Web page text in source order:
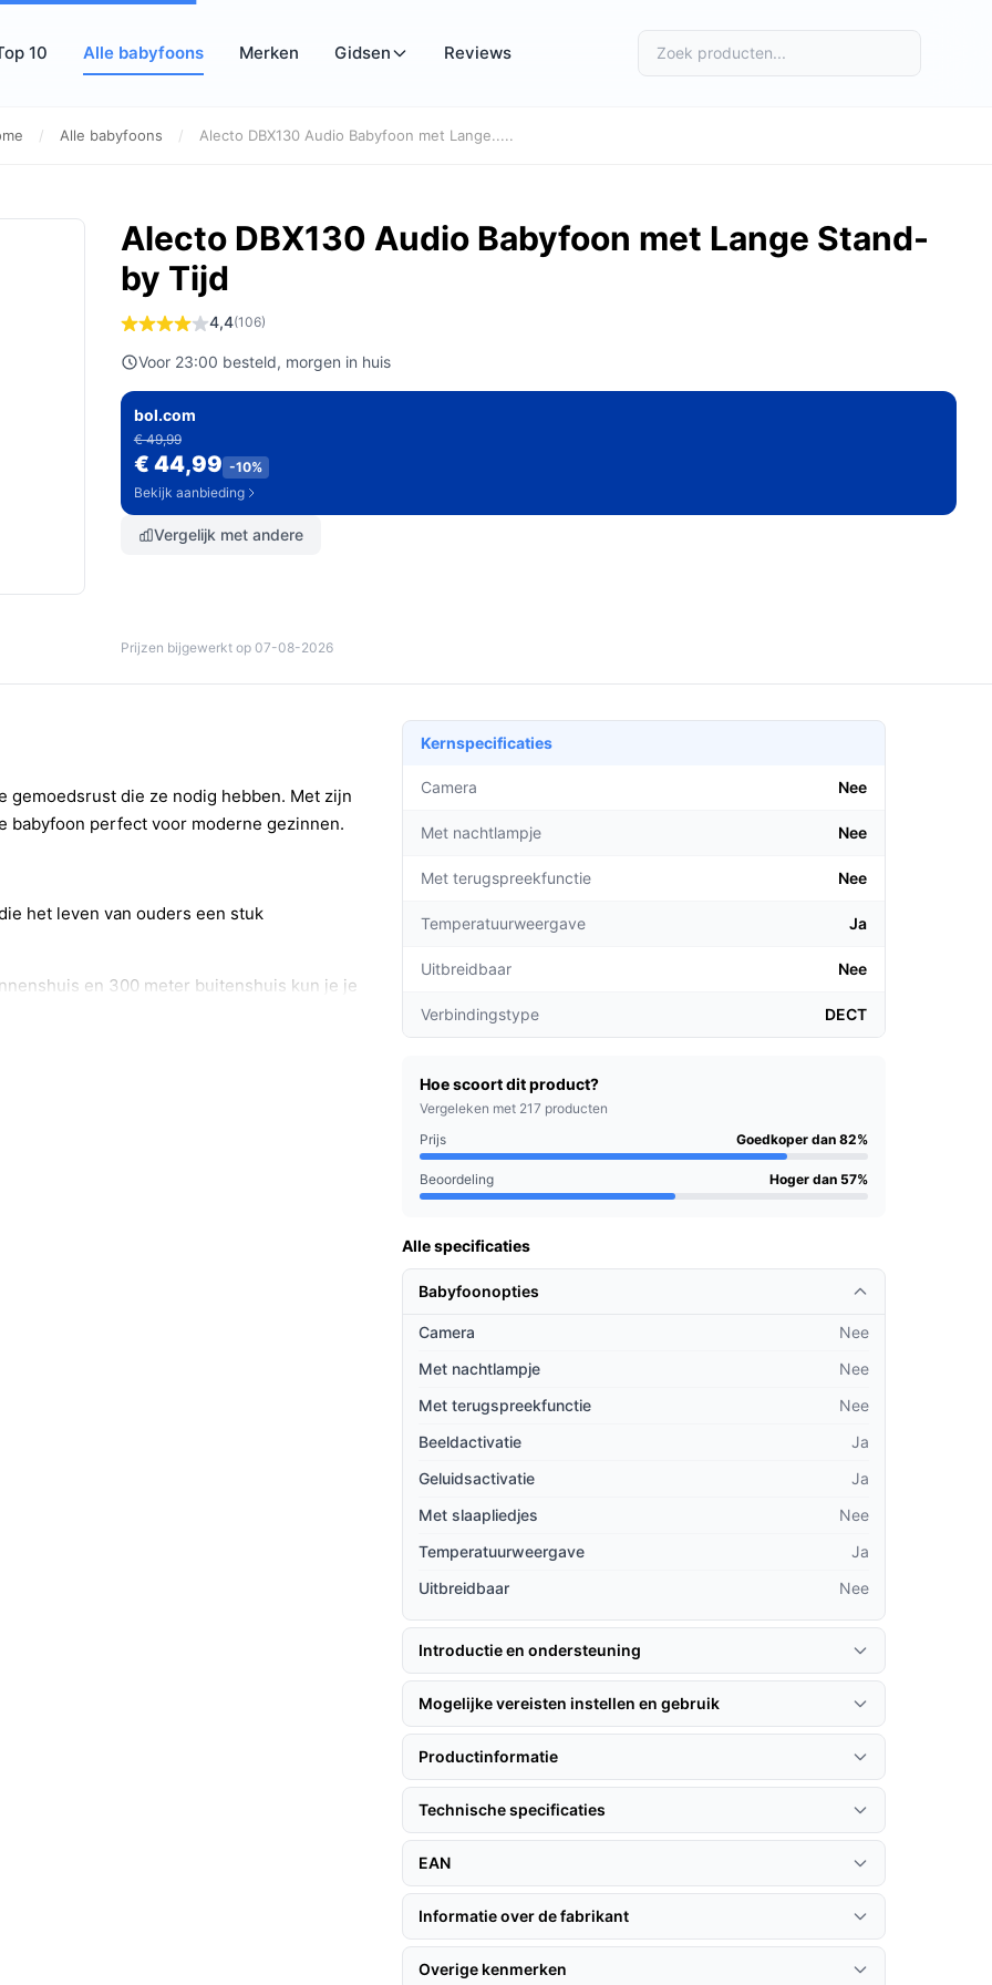
10 Alle babyfoons Merken Gidsen Reviews
/ Alle babyfoons / Alecto DBX130 Audio Babyfoon met Lange.....
Alecto DBX130 Audio Babyfoon met Lange Stand-
by Tijd
4,4(106)
Voor 23:00 besteld, morgen in huis
bol.com
€ 49,99
€ 44,99 -10%
Bekijk aanbieding
Vergelijk met andere
Prijzen bijgewerkt op 07-08-2026
gemoedsrust die ze nodig hebben. Met zijn
babyfoon perfect voor moderne gezinnen.
het leven van ouders een stuk
en 300 meter buitenshuis kun je je
verliezen.
Kernspecificaties
Camera Nee
Met nachtlampje Nee
Met terugspreekfunctie Nee
Temperatuurweergave Ja
Uitbreidbaar Nee
Verbindingstype DECT
Hoe scoort dit product?
Vergeleken met 217 producten
Prijs
Goedkoper dan 82%
Beoordeling Hoger dan 57%
Alle specificaties
Babyfoonopties
Camera
Nee
Met nachtlampje
Nee
Met terugspreekfunctie
Nee
Beeldactivatie
Ja
Geluidsactivatie
Ja
Met slaapliedjes
Nee
Temperatuurweergave
Ja
Uitbreidbaar
Nee
Introductie en ondersteuning
Mogelijke vereisten instellen en gebruik
Productinformatie
Technische specificaties
EAN
Informatie over de fabrikant
Overige kenmerken